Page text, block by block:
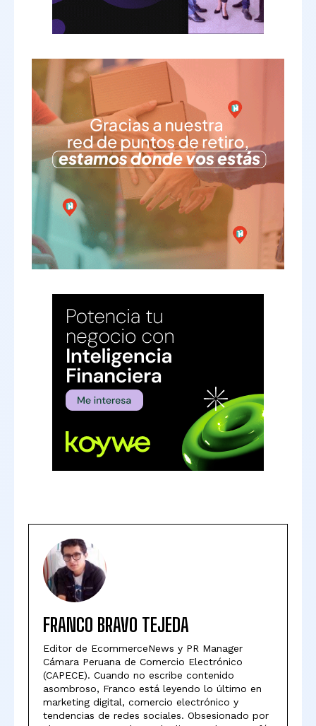
FRANCO BRAVO TEJEDA
Editor de EcommerceNews y PR Manager
Cámara Peruana de Comercio Electrónico
(CAPECE). Cuando no escribe contenido
asombroso, Franco está leyendo lo último en
marketing digital, comercio electrónico y
tendencias de redes sociales. Obsesionado por